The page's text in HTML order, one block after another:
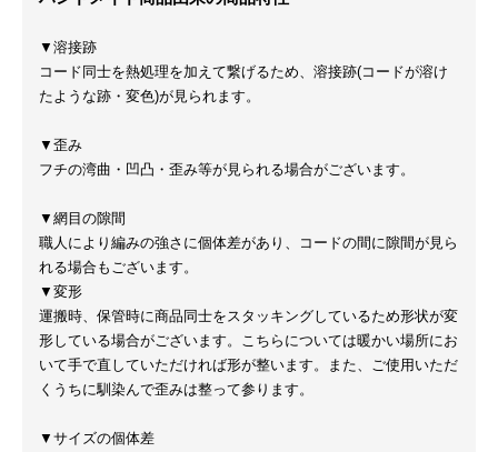
▼溶接跡
コード同士を熱処理を加えて繋げるため、溶接跡(コードが溶け
たような跡・変色)が見られます。
▼歪み
フチの湾曲・凹凸・歪み等が見られる場合がございます。
▼網目の隙間
職人により編みの強さに個体差があり、コードの間に隙間が見ら
れる場合もございます。
▼変形
運搬時、保管時に商品同士をスタッキングしているため形状が変
形している場合がございます。こちらについては暖かい場所にお
いて手で直していただければ形が整います。また、ご使用いただ
くうちに馴染んで歪みは整って参ります。
▼サイズの個体差